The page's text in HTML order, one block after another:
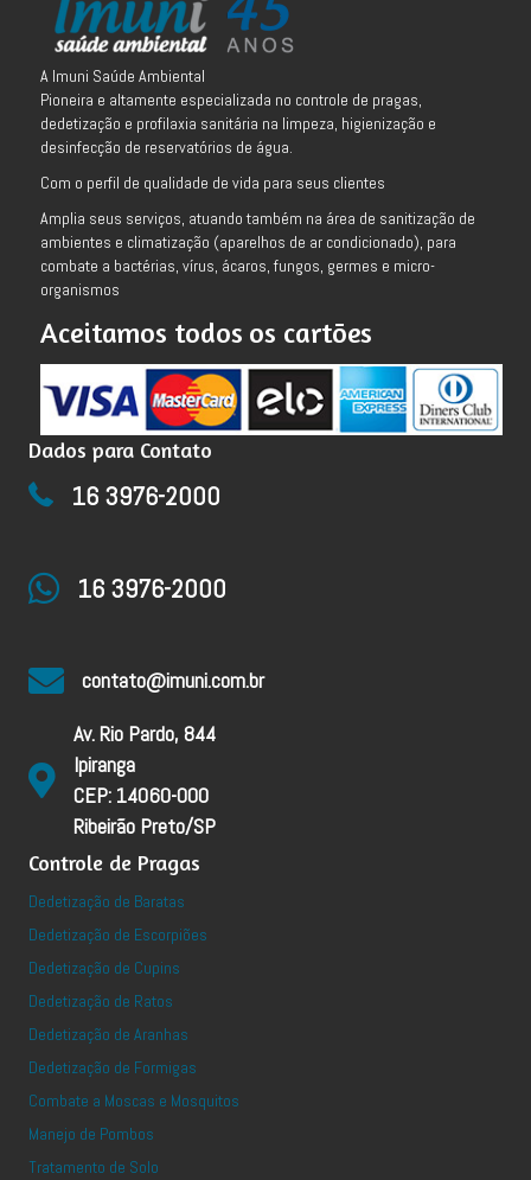
A Imuni Saúde Ambiental
Pioneira e altamente especializada no controle de pragas,
dedetização e profilaxia sanitária na limpeza, higienização e
desinfecção de reservatórios de água.
Com o perfil de qualidade de vida para seus clientes
Amplia seus serviços, atuando também na área de sanitização de
ambientes e climatização (aparelhos de ar condicionado), para
combate a bactérias, vírus, ácaros, fungos, germes e micro-
organismos
Aceitamos todos os cartões
Dados para Contato
16 3976-2000
16 3976-2000
contato@imuni.com.br
Av. Rio Pardo, 844
Ipiranga
CEP: 14060-000
Ribeirão Preto/SP
Controle de Pragas
Dedetização de Baratas
Dedetização de Escorpiões
Dedetização de Cupins
Dedetização de Ratos
Dedetização de Aranhas
Dedetização de Formigas
Combate a Moscas e Mosquitos
Manejo de Pombos
Tratamento de Solo